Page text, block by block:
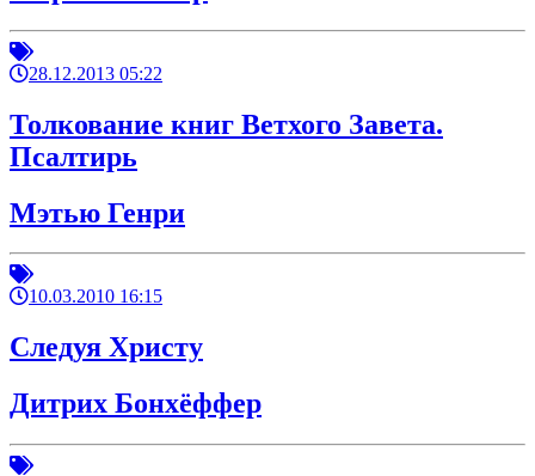
28.12.2013 05:22
Толкование книг Ветхого Завета.
Псалтирь
Мэтью Генри
10.03.2010 16:15
Следуя Христу
Дитрих Бонхёффер